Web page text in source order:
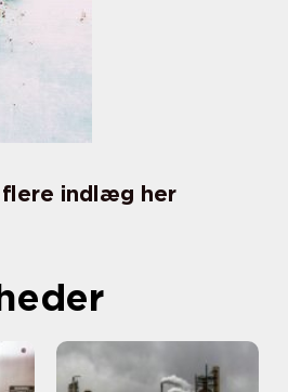
indlæg her